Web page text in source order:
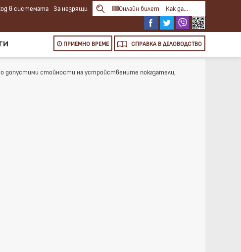
в системата За незрящи Онлайн билет Как да...
ПРИЕМНО ВРЕМЕ СПРАВКА В ДЕЛОВОДСТВО
допустими стойности на устройствените показатели,